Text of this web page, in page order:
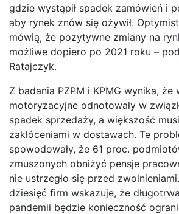
gdzie wystąpił spadek zamówień i
aby rynek znów się ożywił.
mówią, że pozytywne zmiany na
możliwe dopiero po 2021 roku –
Ratajczyk.
Z badania PZPM i KPMG wynika,
motoryzacyjne odnotowały w
spadek sprzedaży, a większość
zakłóceniami w dostawach. Te
spowodowały, że 61 proc.
zmuszonych obniżyć pensje
nie ustrzegło się przed
dziesięć firm wskazuje, że
pandemii będzie konieczność